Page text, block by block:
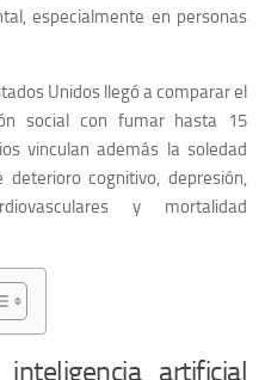
especialmente en personas
Unidos llegó a comparar el
social con fumar hasta 15
vinculan además la soledad
cognitivo, depresión,
y mortalidad
artificial